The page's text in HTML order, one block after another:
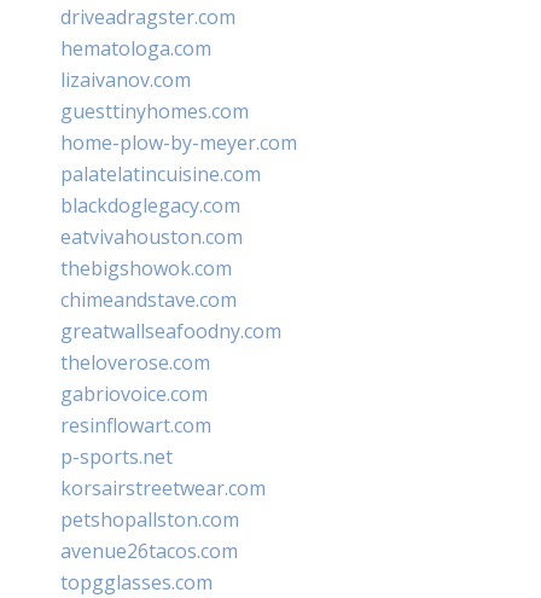
driveadragster.com
hematologa.com
lizaivanov.com
guesttinyhomes.com
home-plow-by-meyer.com
palatelatincuisine.com
blackdoglegacy.com
eatvivahouston.com
thebigshowok.com
chimeandstave.com
greatwallseafoodny.com
theloverose.com
gabriovoice.com
resinflowart.com
p-sports.net
korsairstreetwear.com
petshopallston.com
avenue26tacos.com
topgglasses.com